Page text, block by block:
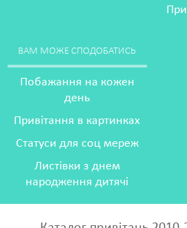
ВАМ МОЖЕ СПОДОБАТИСЬ
Побажання на кожен
день
Привітання в картинках
Статуси для соц мереж
Листівки з днем
народження дитячі